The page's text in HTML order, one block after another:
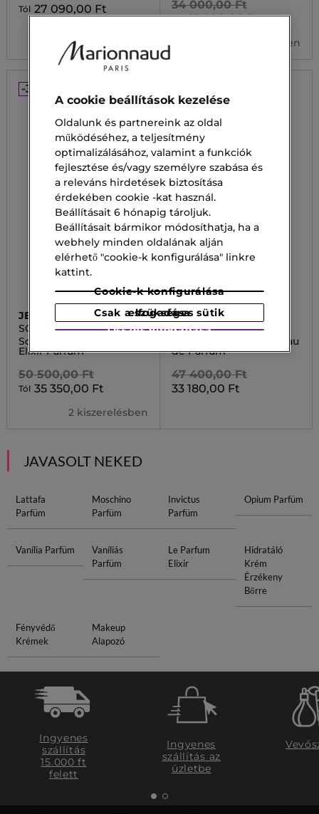
Tól 27 090,00 Ft 34 000,00 Ft
Tól 23 800,00 Ft
2 kiszerelésben
-30%
JEAN PAUL GAULTIER
SCANDAL
Scandal Pour Homme
Elixir Parfum
50 500,00 Ft
Tól 35 350,00 Ft
2 kiszerelésben
GISADA
MEN
Ambassador Intense Eau
de Parfum
47 400,00 Ft
33 180,00 Ft
JAVASOLT NEKED
Lattafa
Parfüm
Moschino
Parfüm
Invictus
Parfüm
Opium Parfüm
Vanília Parfüm
Vaníliás
Parfüm
Le Parfum
Elixir
Hidratáló
Krém
Érzékeny
Bőrre
Fényvédő
Krémek
Makeup
Alapozó
Ingyenes
szállítás
15.000 ft
felett
Ingyenes
szállítás az
üzletbe
A cookie beállítások kezelése
Oldalunk és partnereink az oldal
működéséhez, a teljesítmény
optimalizálásához, valamint a funkciók
fejlesztése és/vagy személyre szabása és
a releváns hirdetések biztosítása
érdekében cookie -kat használ.
Beállításait 6 hónapig tároljuk.
Beállításait bármikor módosíthatja, ha a
webhely minden oldalának alján
elérhető "cookie-k konfigurálása" linkre
kattint.
Cookie-k konfigurálása
Csak a szükséges sütik elfogadása
Összes elfogadása